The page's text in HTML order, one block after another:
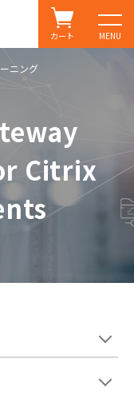
MENU
カート
ニング
Citrix